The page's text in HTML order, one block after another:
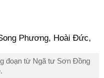
đoạn từ Ngã tư Sơn Đồng